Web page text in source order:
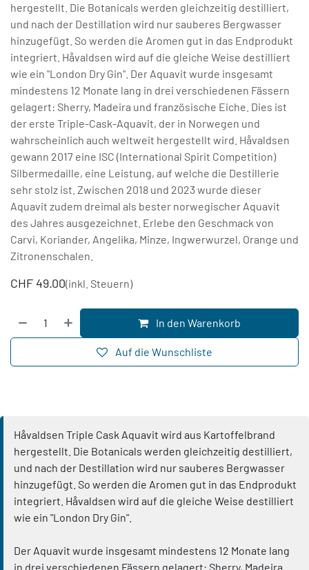
hergestellt. Die Botanicals werden gleichzeitig destilliert,
und nach der Destillation wird nur sauberes Bergwasser
hinzugefügt. So werden die Aromen gut in das Endprodukt
integriert. Håvaldsen wird auf die gleiche Weise destilliert
wie ein "London Dry Gin". Der Aquavit wurde insgesamt
mindestens 12 Monate lang in drei verschiedenen Fässern
gelagert: Sherry, Madeira und französische Eiche. Dies ist
der erste Triple-Cask-Aquavit, der in Norwegen und
wahrscheinlich auch weltweit hergestellt wird. Håvaldsen
gewann 2017 eine ISC (International Spirit Competition)
Silbermedaille, eine Leistung, auf welche die Destillerie
sehr stolz ist. Zwischen 2018 und 2023 wurde dieser
Aquavit zudem dreimal als bester norwegischer Aquavit
des Jahres ausgezeichnet. Erlebe den Geschmack von
Carvi, Koriander, Angelika, Minze, Ingwerwurzel, Orange und
Zitronenschalen.
CHF 49.00(inkl. Steuern)
In den Warenkorb
Auf die Wunschliste
Håvaldsen Triple Cask Aquavit wird aus Kartoffelbrand
hergestellt. Die Botanicals werden gleichzeitig destilliert,
und nach der Destillation wird nur sauberes Bergwasser
hinzugefügt. So werden die Aromen gut in das Endprodukt
integriert. Håvaldsen wird auf die gleiche Weise destilliert
wie ein "London Dry Gin".
Der Aquavit wurde insgesamt mindestens 12 Monate lang
in drei verschiedenen Fässern gelagert: Sherry, Madeira